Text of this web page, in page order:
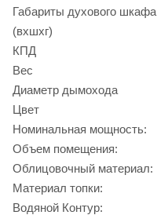
Габариты духового шкафа
(вхшхг)
КПД
Вес
Диаметр дымохода
Цвет
Номинальная мощность:
Объем помещения:
Облицовочный материал:
Материал топки:
Водяной Контур: